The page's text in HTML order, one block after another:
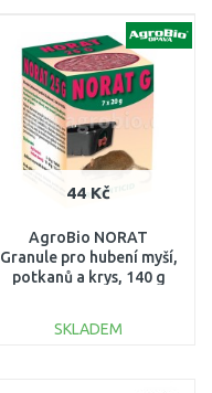
44 Kč
AgroBio NORAT
Granule pro hubení myší,
potkanů a krys, 140 g
SKLADEM